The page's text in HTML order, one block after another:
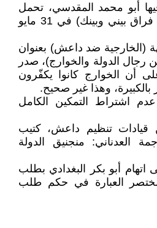
أبو محمد المقدسي، تحمل
اسم (شيخي السابق هذا فراق بيني وبينك) في 31 مايو
(الخارجية ضد داعش) بعنوان
رجال الدولة والخوارج)، صدر
فيه على أن الخوارج كانوا يكفّرون
بالكبيرة، وهذا غير صحيح.
اشتراط التمكين الكامل
قيادات تنظيم داعش، كتيب
العدناني: منجنيق الدولة
اتهام أبو بكر البغدادي بطلب
(مختصر العبارة في حكم طلب